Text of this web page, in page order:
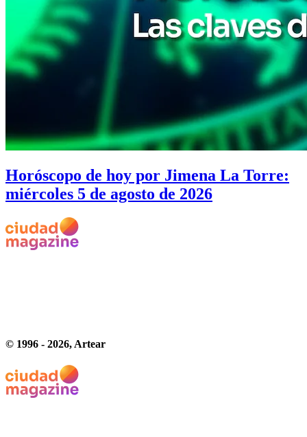
Horóscopo de hoy por Jimena La Torre:
miércoles 5 de agosto de 2026
© 1996 - 2026, Artear